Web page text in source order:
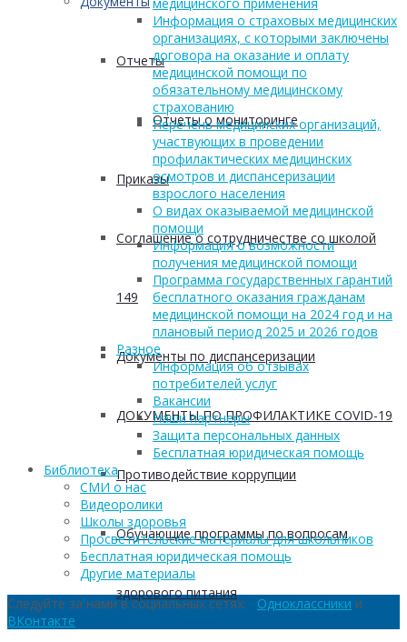
Отчеты
Отчеты о мониторинге
Приказы
Соглашение о сотрудничестве со школой
149
Документы по диспансеризации
ДОКУМЕНТЫ ПО ПРОФИЛАКТИКЕ COVID-19
Противодействие коррупции
Обучающие программы по вопросам
здорового питания
Информация о страховых медицинских
организациях, с которыми заключены
договора на оказание и оплату
медицинской помощи по
обязательному медицинскому
страхованию
Перечень медицинских организаций,
участвующих в проведении
профилактических медицинских
осмотров и диспансеризации
взрослого населения
О видах оказываемой медицинской
помощи
Информация о возможности
получения медицинской помощи
Программа государственных гарантий
бесплатного оказания гражданам
медицинской помощи на 2024 год и на
плановый период 2025 и 2026 годов
Разное
Информация об отзывах
потребителей услуг
Вакансии
Наши партнеры
Защита персональных данных
Бесплатная юридическая помощь
Библиотека
СМИ о нас
Видеоролики
Школы здоровья
Просветительские материалы для школьников
Бесплатная юридическая помощь
Другие материалы
Следуйте за нами в социальных сетях: Одноклассники и
ВКонтакте